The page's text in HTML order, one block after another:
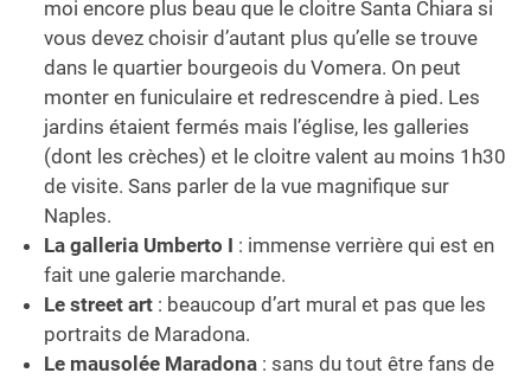
moi encore plus beau que le cloitre Santa Chiara si
vous devez choisir d’autant plus qu’elle se trouve
dans le quartier bourgeois du Vomera. On peut
monter en funiculaire et redrescendre à pied. Les
jardins étaient fermés mais l’église, les galleries
(dont les crèches) et le cloitre valent au moins 1h30
de visite. Sans parler de la vue magnifique sur
Naples.
La galleria Umberto I : immense verrière qui est en
fait une galerie marchande.
Le street art : beaucoup d’art mural et pas que les
portraits de Maradona.
Le mausolée Maradona : sans du tout être fans de